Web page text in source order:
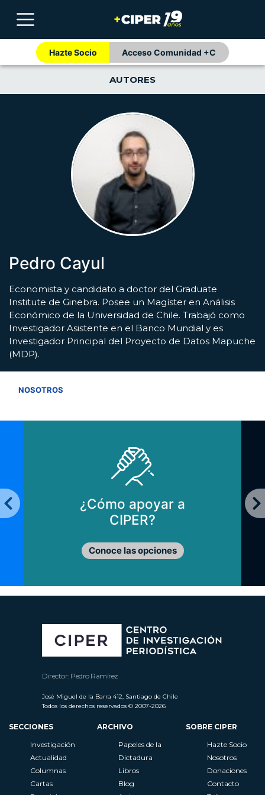
Hazte Socio Acceso Comunidad +C
AUTORES
Pedro Cayul
Economista y candidato a doctor del Graduate
Institute de Ginebra. Posee un Magíster en Análisis
Económico de la Universidad de Chile. Trabajó como
Investigador Asistente en el Banco Mundial y es
Investigador Principal del Proyecto de Datos Mapuche
(MDP).
NOSOTROS
¿Cómo apoyar a
CIPER?
Conoce las opciones
Director: Pedro Ramírez
José Miguel de la Barra 412, Santiago de Chile
Todos los derechos reservados © 2007-2026
SECCIONES
Investigación
Actualidad
Columnas
Cartas
ARCHIVO
Papeles de la
Dictadura
Libros
Blog
SOBRE CIPER
Hazte Socio
Nosotros
Donaciones
Contacto